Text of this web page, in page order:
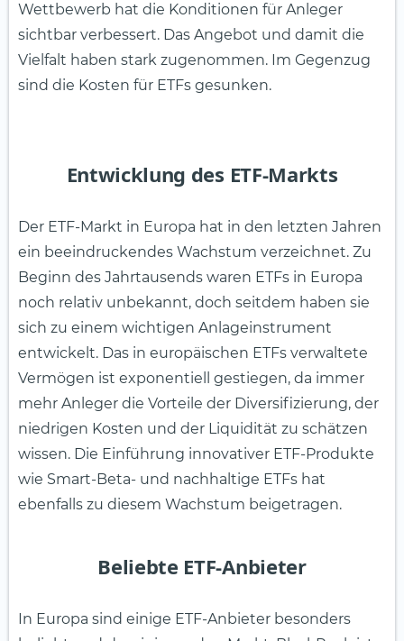
Wettbewerb hat die Konditionen für Anleger
sichtbar verbessert. Das Angebot und damit die
Vielfalt haben stark zugenommen. Im Gegenzug
sind die Kosten für ETFs gesunken.
Entwicklung des ETF-Markts
Der ETF-Markt in Europa hat in den letzten Jahren
ein beeindruckendes Wachstum verzeichnet. Zu
Beginn des Jahrtausends waren ETFs in Europa
noch relativ unbekannt, doch seitdem haben sie
sich zu einem wichtigen Anlageinstrument
entwickelt. Das in europäischen ETFs verwaltete
Vermögen ist exponentiell gestiegen, da immer
mehr Anleger die Vorteile der Diversifizierung, der
niedrigen Kosten und der Liquidität zu schätzen
wissen. Die Einführung innovativer ETF-Produkte
wie Smart-Beta- und nachhaltige ETFs hat
ebenfalls zu diesem Wachstum beigetragen.
Beliebte ETF-Anbieter
In Europa sind einige ETF-Anbieter besonders